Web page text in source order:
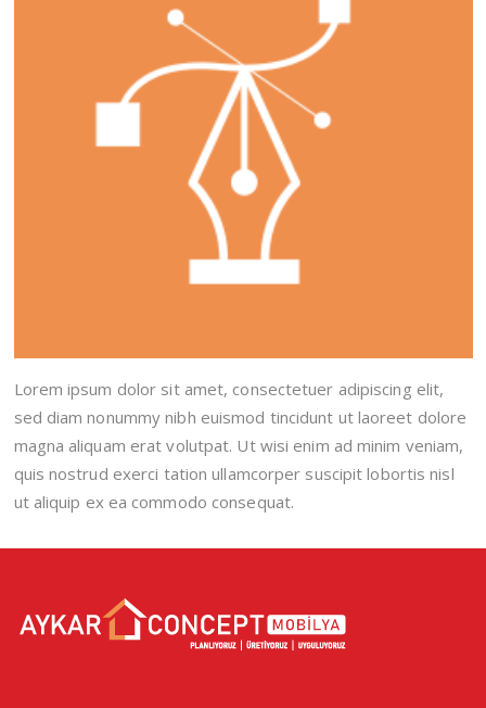
Lorem ipsum dolor sit amet, consectetuer adipiscing elit,
sed diam nonummy nibh euismod tincidunt ut laoreet dolore
magna aliquam erat volutpat. Ut wisi enim ad minim veniam,
quis nostrud exerci tation ullamcorper suscipit lobortis nisl
ut aliquip ex ea commodo consequat.